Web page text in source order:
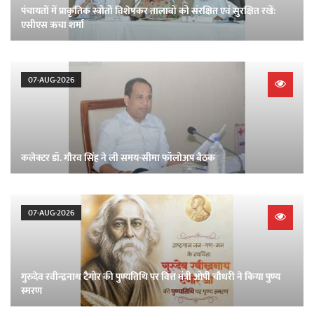
पंचायतों में प्राकृतिक स्त्रोतों विशेषकर तालाबों को संरक्षित एवं सुरक्षित रखें:
एसीएस ऋचा शर्मा
07-AUG-2026
कलेक्टर डॉ. गौरव सिंह ने ली समय-सीमा फॉलोअप बैठक
07-AUG-2026
गुरुदेव रवीन्द्रनाथ टैगोर की पुण्यतिथि पर वित्त मंत्री ओपी चौधरी ने किया पुण्य
स्मरण